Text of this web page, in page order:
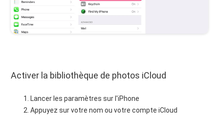
Activer la bibliothèque de photos iCloud
Lancer les paramètres sur l'iPhone
Appuyez sur votre nom ou votre compte iCloud